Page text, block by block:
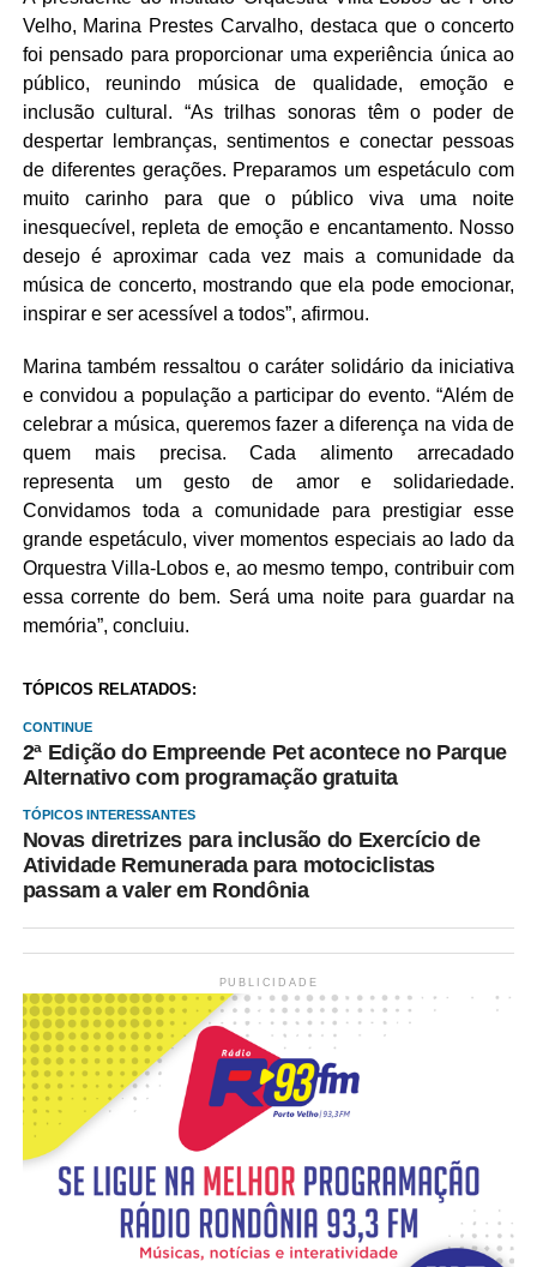
Velho, Marina Prestes Carvalho, destaca que o concerto
foi pensado para proporcionar uma experiência única ao
público, reunindo música de qualidade, emoção e
inclusão cultural. “As trilhas sonoras têm o poder de
despertar lembranças, sentimentos e conectar pessoas
de diferentes gerações. Preparamos um espetáculo com
muito carinho para que o público viva uma noite
inesquecível, repleta de emoção e encantamento. Nosso
desejo é aproximar cada vez mais a comunidade da
música de concerto, mostrando que ela pode emocionar,
inspirar e ser acessível a todos”, afirmou.
Marina também ressaltou o caráter solidário da iniciativa
e convidou a população a participar do evento. “Além de
celebrar a música, queremos fazer a diferença na vida de
quem mais precisa. Cada alimento arrecadado
representa um gesto de amor e solidariedade.
Convidamos toda a comunidade para prestigiar esse
grande espetáculo, viver momentos especiais ao lado da
Orquestra Villa-Lobos e, ao mesmo tempo, contribuir com
essa corrente do bem. Será uma noite para guardar na
memória”, concluiu.
TÓPICOS RELATADOS:
CONTINUE
2ª Edição do Empreende Pet acontece no Parque
Alternativo com programação gratuita
TÓPICOS INTERESSANTES
Novas diretrizes para inclusão do Exercício de
Atividade Remunerada para motociclistas
passam a valer em Rondônia
PUBLICIDADE